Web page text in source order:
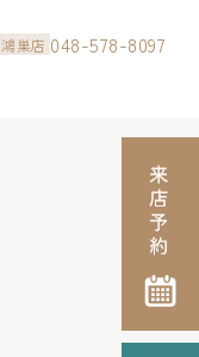
鴻巣店 048-578-8097